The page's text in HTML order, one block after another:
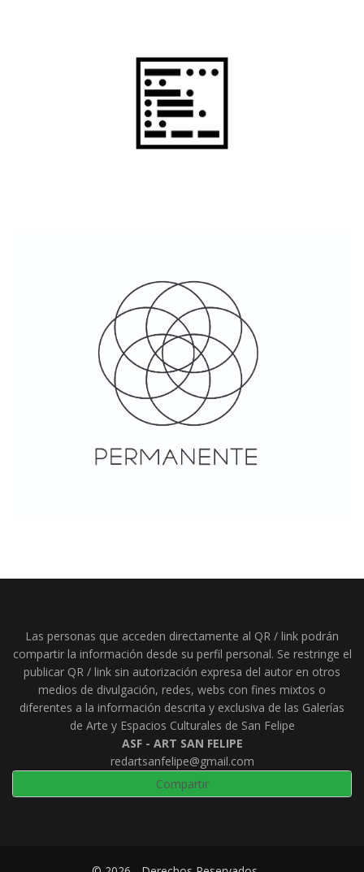
Las personas que acceden directamente al QR / link podrán
compartir la información desde su perfil personal. Se restringe el
publicar QR / link sin autorización expresa del autor en otros
medios de divulgación, redes, webs con fines mixtos o
diferentes a la información descrita y exclusiva de las Galerías
de Arte y Espacios Culturales de San Felipe
ASF - ART SAN FELIPE
redartsanfelipe@gmail.com
Compartir